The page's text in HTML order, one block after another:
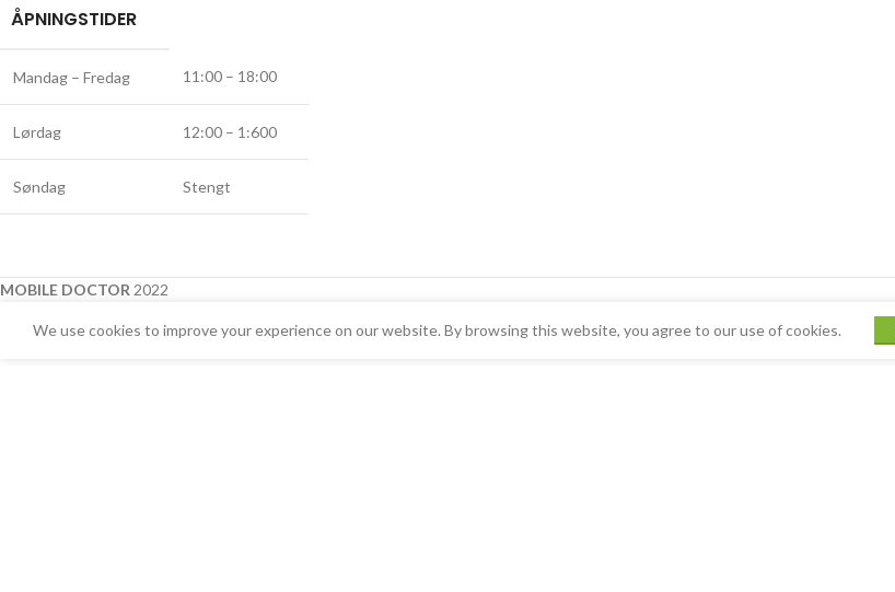
ÅPNINGSTIDER
Mandag – Fredag 11:00 – 18:00
Lørdag 12:00 – 1:600
Søndag Stengt
MOBILE DOCTOR 2022
We use cookies to improve your experience on our website. By browsing this website, you agree to our use of cookies.